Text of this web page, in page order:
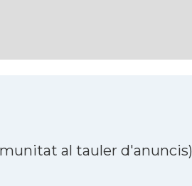
al tauler d'anuncis)